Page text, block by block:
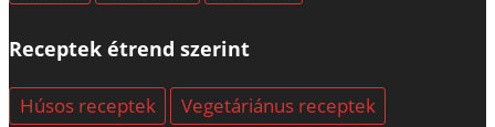
Receptek étrend szerint
Húsos receptek
Vegetáriánus receptek